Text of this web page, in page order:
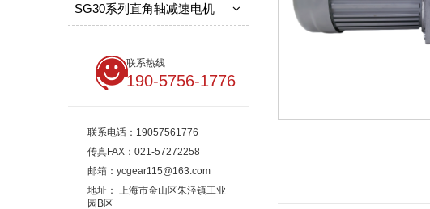
SG30系列直角轴减速电机
联系热线
190-5756-1776
联系电话： 19057561776
传真FAX： 021-57272258
邮箱： ycgear115@163.com
地址：
上海市金山区朱泾镇工业
园B区